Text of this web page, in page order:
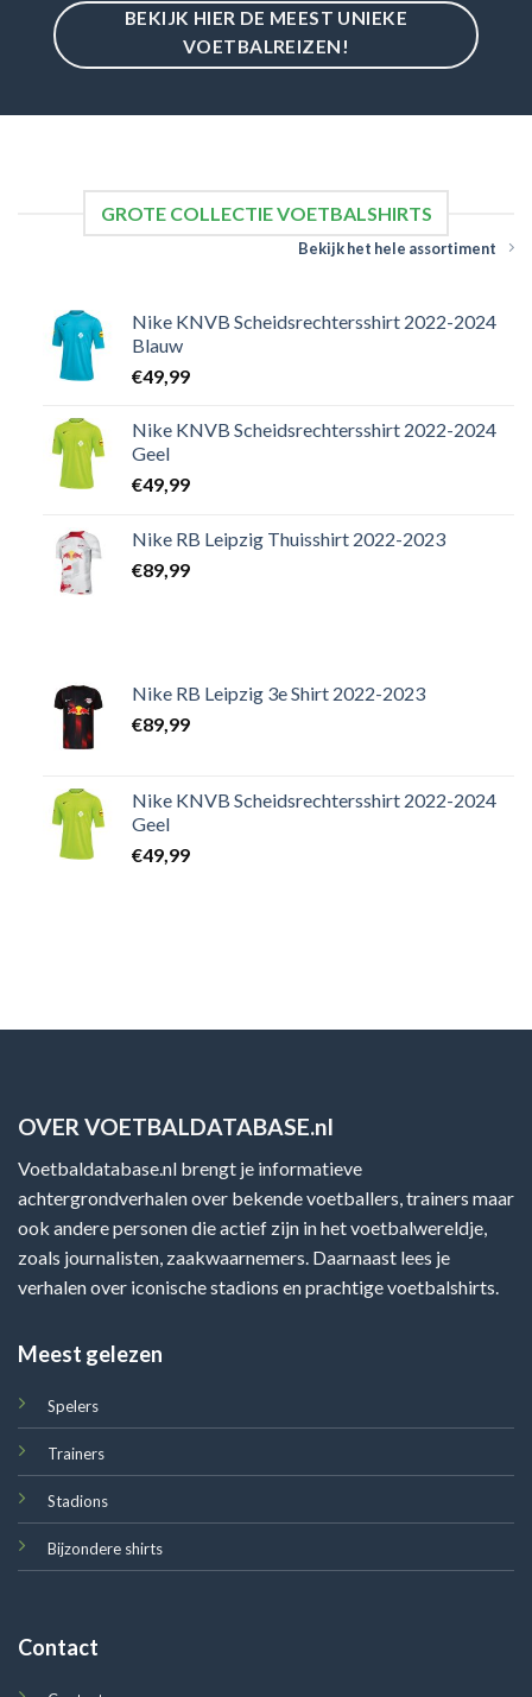
BEKIJK HIER DE MEEST UNIEKE
VOETBALREIZEN!
GROTE COLLECTIE VOETBALSHIRTS
Bekijk het hele assortiment
Nike KNVB Scheidsrechtersshirt 2022-2024
Blauw
€49,99
Nike KNVB Scheidsrechtersshirt 2022-2024
Geel
€49,99
Nike RB Leipzig Thuisshirt 2022-2023
€89,99
Nike RB Leipzig 3e Shirt 2022-2023
€89,99
Nike KNVB Scheidsrechtersshirt 2022-2024
Geel
€49,99
OVER VOETBALDATABASE.nl
Voetbaldatabase.nl brengt je informatieve
achtergrondverhalen over bekende voetballers, trainers maar
ook andere personen die actief zijn in het voetbalwereldje,
zoals journalisten, zaakwaarnemers. Daarnaast lees je
verhalen over iconische stadions en prachtige voetbalshirts.
Meest gelezen
Spelers
Trainers
Stadions
Bijzondere shirts
Contact